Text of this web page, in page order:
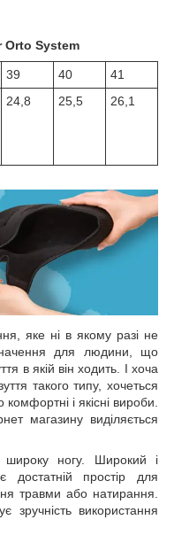
Orto System
39 40
41
24,8 25,5 26,1
яке ні в якому разі не
для людини, що
в якій він ходить. І хоча
такого типу, хочеться
і якісні вироби.
магазину виділяється
ногу. Широкий і
достатній простір для
травми або натирання.
зручність використання